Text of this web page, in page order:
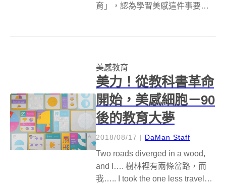
育」，認為學習美感這件事要從
物。美的教育很簡單，就從除了
家以外的的第二個...
美感教育
美力！從教科書革命
開始，美感細胞－90
後的教育大夢
2018/08/17 | DaMan Staff
Two roads diverged in a wood,
and I…. 樹林裡有兩條岔路，而
我….. I took the one less traveled